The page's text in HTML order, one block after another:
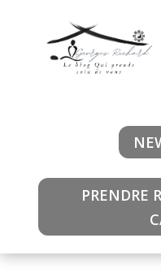
PRENDRE